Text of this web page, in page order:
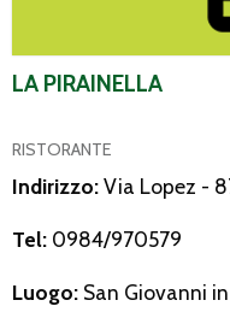
LA PIRAINELLA
RISTORANTE
Indirizzo:Via Lopez -
Tel: 0984/970579
Luogo: San Giovanni